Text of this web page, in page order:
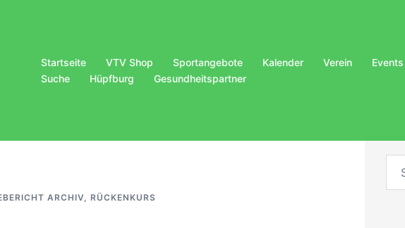
Startseite VTV Shop Sportangebote Kalender Verein Events
Suche
Hüpfburg Gesundheitspartner
ARCHIV, RÜCKENKURS